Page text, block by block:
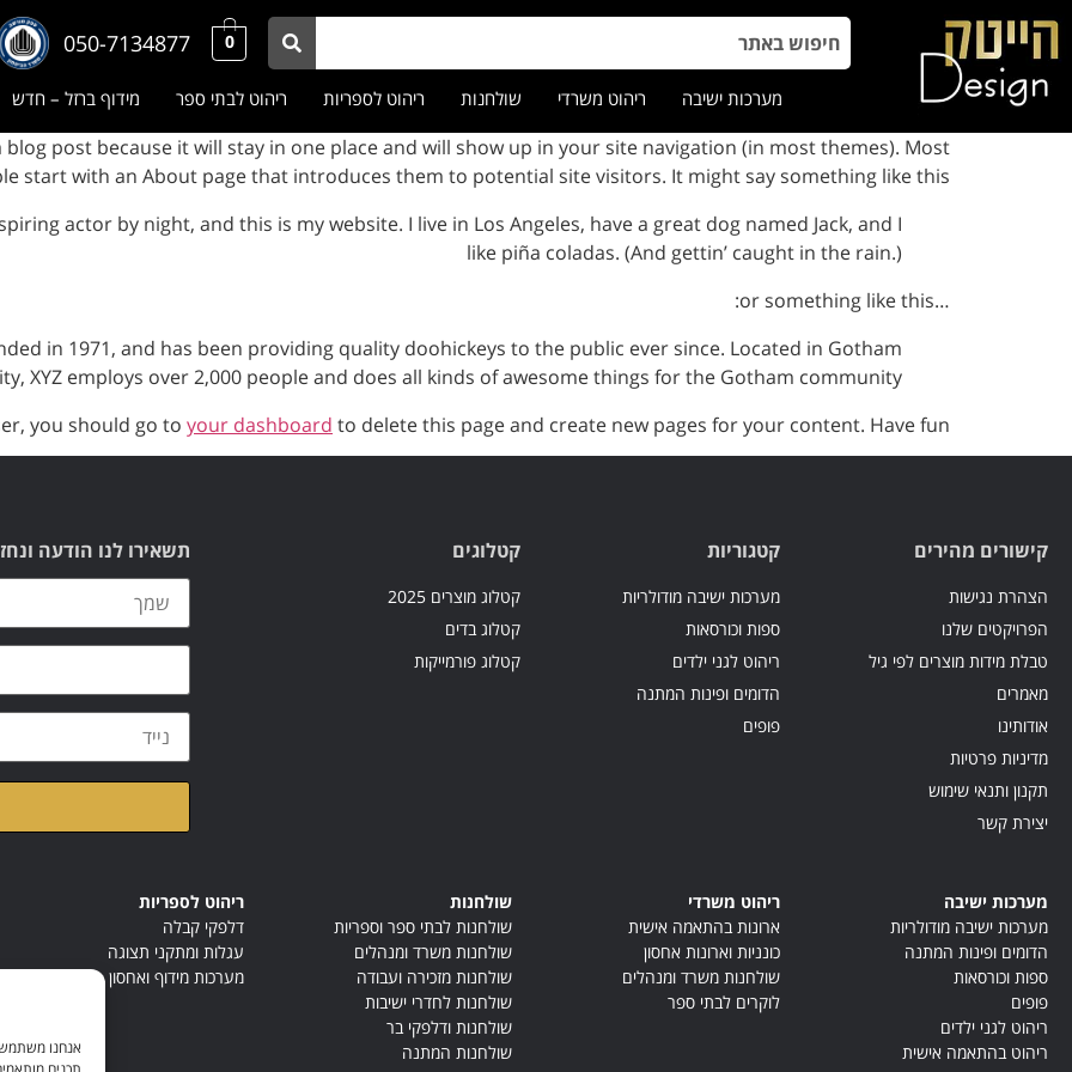
אנחנו
0
050-7134877
מערכות ישיבה ריהוט משרדי שולחנות ריהוט לספריות ריהוט לבתי ספר מידוף ברזל – חדש
blog post because it will stay in one place and will show up in your site navigation (in most themes). Most
start with an About page that introduces them to potential site visitors. It might say something like this:
actor by night, and this is my website. I live in Los Angeles, have a great dog named Jack, and I
like piña coladas. (And gettin’ caught in the rain.)
…or something like this:
in 1971, and has been providing quality doohickeys to the public ever since. Located in Gotham
XYZ employs over 2,000 people and does all kinds of awesome things for the Gotham community.
you should go to your dashboard to delete this page and create new pages for your content. Have fun!
קישורים מהירים
הצהרת נגישות
הפרויקטים שלנו
טבלת מידות מוצרים לפי גיל
מאמרים
אודותינו
מדיניות פרטיות
תקנון ותנאי שימוש
יצירת קשר
קטגוריות
מערכות ישיבה מודולריות
ספות וכורסאות
ריהוט לגני ילדים
הדומים ופינות המתנה
פופים
קטלוגים
קטלוג מוצרים 2025
קטלוג בדים
קטלוג פורמייקות
תשאירו לנו הודעה
מערכות ישיבה
מערכות ישיבה מודולריות
הדומים ופינות המתנה
ספות וכורסאות
פופים
ריהוט לגני ילדים
ריהוט בהתאמה אישית
ריהוט משרדי
ארונות בהתאמה אישית
כונניות וארונות אחסון
שולחנות משרד ומנהלים
לוקרים לבתי ספר
שולחנות
שולחנות לבתי ספר וספריות
שולחנות משרד ומנהלים
שולחנות מזכירה ועבודה
שולחנות לחדרי ישיבות
שולחנות ודלפקי בר
שולחנות המתנה
ריהוט לספריות
דלפקי קבלה
עגלות ומתקני תצוגה
מערכות מידוף ואחסון